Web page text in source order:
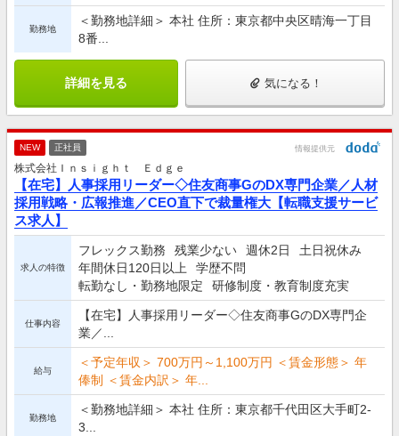
勤務地
＜勤務地詳細＞ 本社 住所：東京都中央区晴海一丁目
8番...
詳細を見る 気になる！
NEW 正社員 情報提供元
株式会社Ｉｎｓｉｇｈｔ Ｅｄｇｅ
【在宅】人事採用リーダー◇住友商事GのDX専門企業／人材
採用戦略・広報推進／CEO直下で裁量権大【転職支援サービ
ス求人】
求人の特徴
フレックス勤務 残業少ない 週休2日
土日祝休み
年間休日120日以上
学歴不問
転勤なし・勤務地限定
研修制度・教育制度充実
仕事内容
【在宅】人事採用リーダー◇住友商事GのDX専門企
業／...
給与
＜予定年収＞ 700万円～1,100万円 ＜賃金形態＞ 年
俸制 ＜賃金内訳＞ 年...
勤務地
＜勤務地詳細＞ 本社 住所：東京都千代田区大手町2-
3...